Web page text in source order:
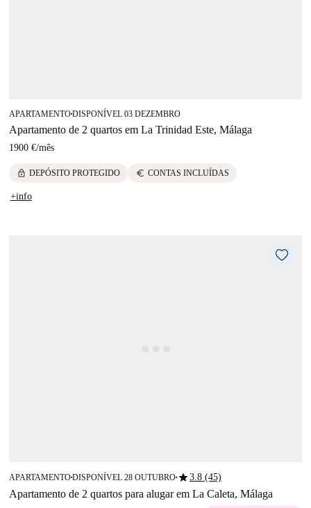
APARTAMENTO■DISPONÍVEL 03 DEZEMBRO
Apartamento de 2 quartos em La Trinidad Este, Málaga
1900 €/mês
lock DEPÓSITO PROTEGIDO euro CONTAS INCLUÍDAS
+info
APARTAMENTO■DISPONÍVEL 28 OUTUBRO■star3.8 (45)
Apartamento de 2 quartos para alugar em La Caleta, Málaga